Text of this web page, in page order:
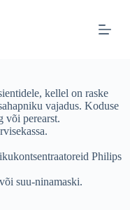
kellel on raske
vajadus. Koduse
või perearst.
Philips
suu-ninamaski.